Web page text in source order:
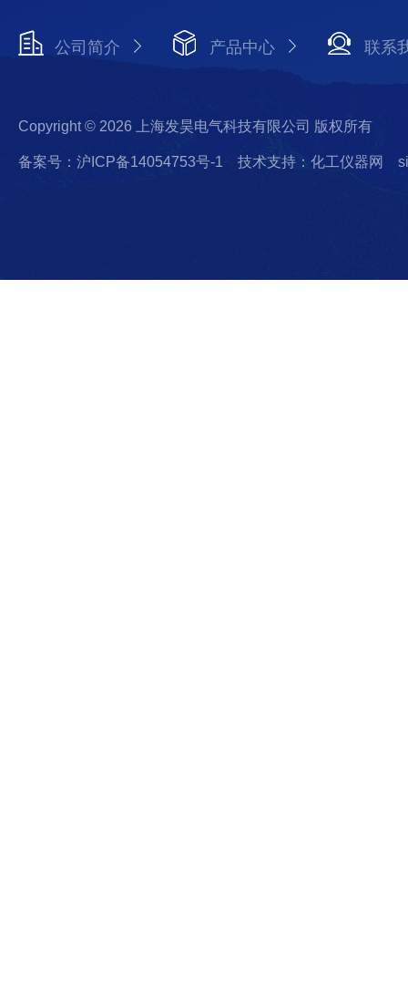
公司简介 产品中心 联系
Copyright © 2026 上海发昊电气科技有限公司 版权所有
备案号：沪ICP备14054753号-1 技术支持：化工仪器网